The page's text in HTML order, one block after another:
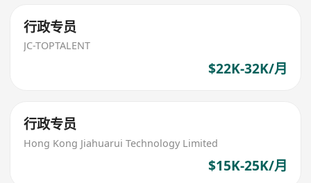
行政专员
JC-TOPTALENT
$22K-32K/月
行政专员
Hong Kong Jiahuarui Technology Limited
$15K-25K/月